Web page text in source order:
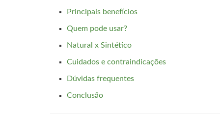
Principais benefícios
Quem pode usar?
Natural x Sintético
Cuidados e contraindicações
Dúvidas frequentes
Conclusão